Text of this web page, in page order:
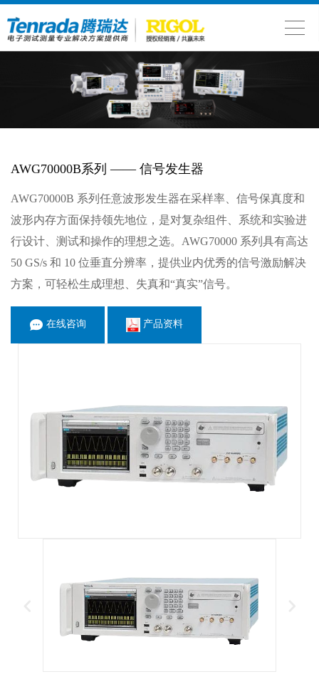
AWG70000B系列 —— 信号发生器
AWG70000B 系列任意波形发生器在采样率、信号保真度和
波形内存方面保持领先地位，是对复杂组件、系统和实验进
行设计、测试和操作的理想之选。AWG70000 系列具有高达
50 GS/s 和 10 位垂直分辨率，提供业内优秀的信号激励解决
方案，可轻松生成理想、失真和“真实”信号。
在线咨询 产品资料